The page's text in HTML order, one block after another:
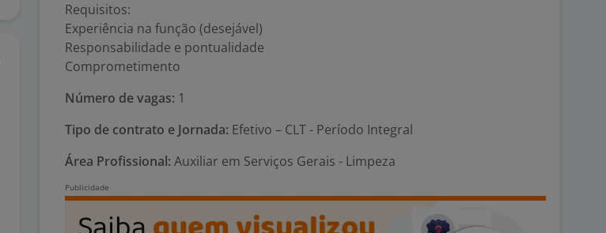
Requisitos:
Experiência na função (desejável)
Responsabilidade e pontualidade
Comprometimento
Número de vagas: 1
Tipo de contrato e Jornada: Efetivo – CLT - Período Integral
Área Profissional: Auxiliar em Serviços Gerais - Limpeza